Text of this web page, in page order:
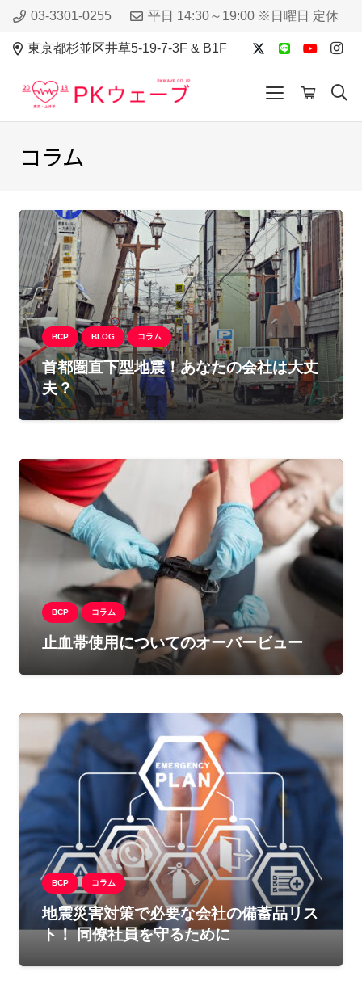
03-3301-0255 平日 14:30～19:00 ※日曜日 定休
東京都杉並区井草5-19-7-3F & B1F
コラム
BCP BLOG コラム
首都圏直下型地震！あなたの会社は大丈
夫？
BCP コラム
止血帯使用についてのオーバービュー
BCP コラム
地震災害対策で必要な会社の備蓄品リス
ト！ 同僚社員を守るために